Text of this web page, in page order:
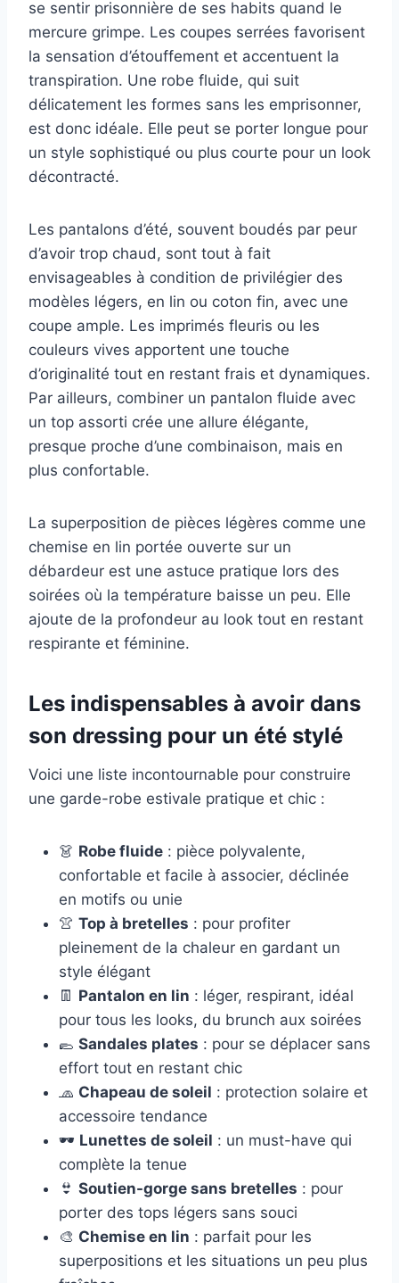
se sentir prisonnière de ses habits quand le
mercure grimpe. Les coupes serrées favorisent
la sensation d’étouffement et accentuent la
transpiration. Une robe fluide, qui suit
délicatement les formes sans les emprisonner,
est donc idéale. Elle peut se porter longue pour
un style sophistiqué ou plus courte pour un look
décontracté.
Les pantalons d’été, souvent boudés par peur
d’avoir trop chaud, sont tout à fait
envisageables à condition de privilégier des
modèles légers, en lin ou coton fin, avec une
coupe ample. Les imprimés fleuris ou les
couleurs vives apportent une touche
d’originalité tout en restant frais et dynamiques.
Par ailleurs, combiner un pantalon fluide avec
un top assorti crée une allure élégante,
presque proche d’une combinaison, mais en
plus confortable.
La superposition de pièces légères comme une
chemise en lin portée ouverte sur un
débardeur est une astuce pratique lors des
soirées où la température baisse un peu. Elle
ajoute de la profondeur au look tout en restant
respirante et féminine.
Les indispensables à avoir dans
son dressing pour un été stylé
Voici une liste incontournable pour construire
une garde-robe estivale pratique et chic :
👗 Robe fluide : pièce polyvalente,
confortable et facile à associer, déclinée
en motifs ou unie
👚 Top à bretelles : pour profiter
pleinement de la chaleur en gardant un
style élégant
👖 Pantalon en lin : léger, respirant, idéal
pour tous les looks, du brunch aux soirées
🥿 Sandales plates : pour se déplacer sans
effort tout en restant chic
🧢 Chapeau de soleil : protection solaire et
accessoire tendance
🕶️ Lunettes de soleil : un must-have qui
complète la tenue
👙 Soutien-gorge sans bretelles : pour
porter des tops légers sans souci
🎨 Chemise en lin : parfait pour les
superpositions et les situations un peu plus